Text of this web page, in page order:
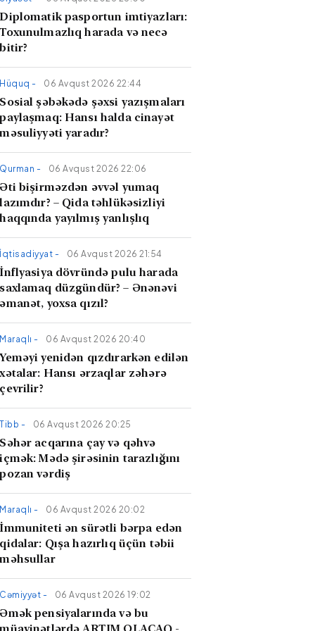
Diplomatik pasportun imtiyazları:
Toxunulmazlıq harada və necə
bitir?
Hüquq - 06 Avqust 2026 22:44
Sosial şəbəkədə şəxsi yazışmaları
paylaşmaq: Hansı halda cinayət
məsuliyyəti yaradır?
Qurman - 06 Avqust 2026 22:06
Əti bişirməzdən əvvəl yumaq
lazımdır? – Qida təhlükəsizliyi
haqqında yayılmış yanlışlıq
İqtisadiyyat - 06 Avqust 2026 21:54
İnflyasiya dövründə pulu harada
saxlamaq düzgündür? – Ənənəvi
əmanət, yoxsa qızıl?
Maraqlı - 06 Avqust 2026 20:40
Yeməyi yenidən qızdırarkən edilən
xətalar: Hansı ərzaqlar zəhərə
çevrilir?
Tibb - 06 Avqust 2026 20:25
​Səhər acqarına çay və qəhvə
içmək: Mədə şirəsinin tarazlığını
pozan vərdiş
Maraqlı - 06 Avqust 2026 20:02
İmmuniteti ən sürətli bərpa edən
qidalar: Qışa hazırlıq üçün təbii
məhsullar
Cəmiyyət - 06 Avqust 2026 19:02
Əmək pensiyalarında və bu